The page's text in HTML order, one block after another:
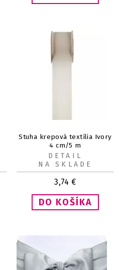
Stuha krepová textília Ivory
4 cm/5 m
3,74 €
DETAIL
NA SKLADE